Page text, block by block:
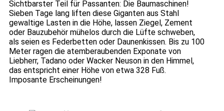
Sichtbarster Teil für Passanten: Die Baumaschinen!
Sieben Tage lang liften diese Giganten aus Stahl
gewaltige Lasten in die Höhe, lassen Ziegel, Zement
oder Bauzubehör mühelos durch die Lüfte schweben,
als seien es Federbetten oder Daunenkissen. Bis zu 100
Meter ragen die atemberaubenden Exponate von
Liebherr, Tadano oder Wacker Neuson in den Himmel,
das entspricht einer Höhe von etwa 328 Fuß.
Imposante Erscheinungen!